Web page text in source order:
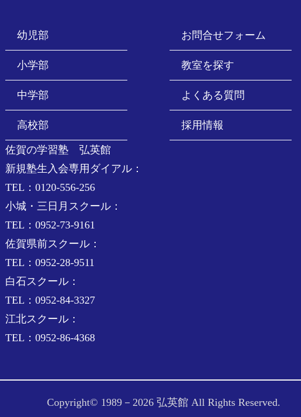
幼児部
小学部
中学部
高校部
佐賀の学習塾 弘英館
新規塾生入会専用ダイアル：
TEL：0120-556-256
小城・三日月スクール：
TEL：0952-73-9161
佐賀県前スクール：
TEL：0952-28-9511
白石スクール：
TEL：0952-84-3327
江北スクール：
TEL：0952-86-4368
お問合せフォーム
教室を探す
よくある質問
採用情報
Copyright© 1989－ 2026 弘英館 All Rights Reserved.